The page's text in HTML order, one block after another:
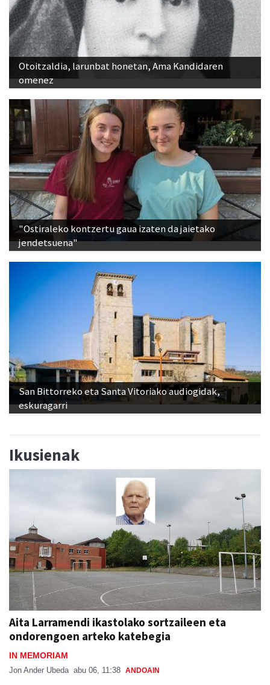
Otoitzaldia, larunbat honetan, Ama Kandidaren
omenez
"Ostiraleko kontzertu gaua izaten da jaietako
jendetsuena"
San Bittorreko eta Santa Vitoriako audiogidak,
eskuragarri
Ikusienak
Aita Larramendi ikastolako sortzaileen eta
ondorengoen arteko katebegia
IN MEMORIAM
Jon Ander Ubeda abu 06, 11:38 ANDOAIN